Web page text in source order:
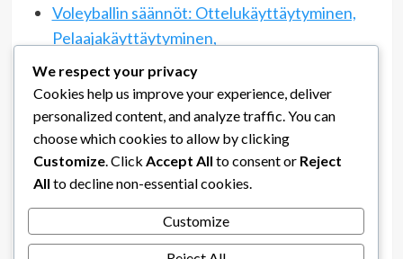
Voleyballin säännöt: Ottelukäyttäytyminen,
Pelaajakäyttäytyminen,
Valmentajakäyttäytyminen
Lentopallon säännöt: Aikakatkaisusäännöt,
Vaihtosäännöt, Pelin viivyttäminen
Post
navigation
Lentopallon säännöt: Aikakatkaisusäännöt,
Vaihtosäännöt, Pelin viivyttäminen
We respect your privacy
Cookies help us improve your experience, deliver
personalized content, and analyze traffic. You can
choose which cookies to allow by clicking
Customize . Click Accept All to consent or Reject
All to decline non-essential cookies.
Customize